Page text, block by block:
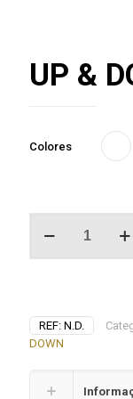
UP &
Colores
REF: N.D.
DOWN